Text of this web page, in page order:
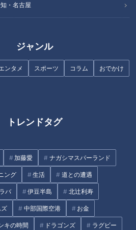
・名古屋
ジャンル
ンタメ スポーツ コラム おでかけ
トレンドタグ
加藤愛 ナガシマスパーランド
ング 生活 道との遭遇
バ 伊豆半島 北辻利寿
中部国際空港 お金
キの時間 ドラゴンズ ラグビー
世
コ
ツ